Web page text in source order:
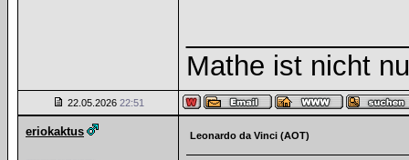
Mathe ist nicht
22.05.2026 22:51
eriokaktus Leonardo da Vinci (AOT)